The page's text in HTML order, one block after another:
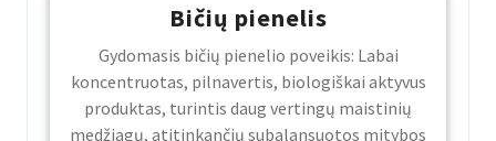
Bičių pienelis
Gydomasis bičių pienelio poveikis: Labai
koncentruotas, pilnavertis, biologiškai aktyvus
produktas, turintis daug vertingų maistinių
medžiagų, atitinkančių subalansuotos mitybos